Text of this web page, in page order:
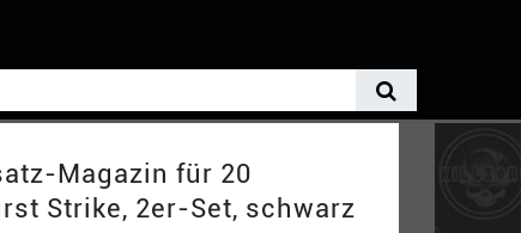
Magazin für 20
Strike, 2er-Set, schwarz